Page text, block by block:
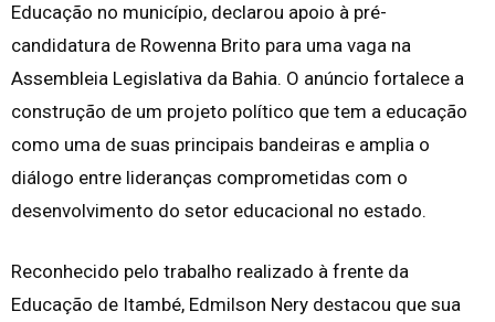
Educação no município, declarou apoio à pré-
candidatura de Rowenna Brito para uma vaga na
Assembleia Legislativa da Bahia. O anúncio fortalece a
construção de um projeto político que tem a educação
como uma de suas principais bandeiras e amplia o
diálogo entre lideranças comprometidas com o
desenvolvimento do setor educacional no estado.
Reconhecido pelo trabalho realizado à frente da
Educação de Itambé, Edmilson Nery destacou que sua